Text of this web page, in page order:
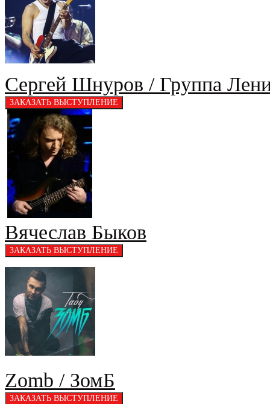
Сергей Шнуров / Группа
Вячеслав Быков
Zomb / ЗомБ